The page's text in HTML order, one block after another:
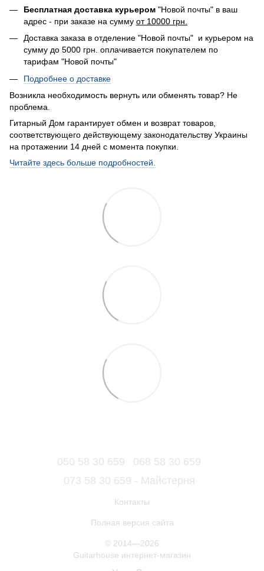
Бесплатная доставка курьером "Новой почты" в ваш
адрес - при заказе на сумму от 10000 грн.
Доставка заказа в отделение "Новой почты" и курьером на
сумму до 5000 грн. оплачивается покупателем по
тарифам "Новой почты"
Подробнее о доставке
Возникла необходимость вернуть или обменять товар? Не
проблема.
Гитарный Дом гарантирует обмен и возврат товаров,
соответствующего действующему законодательству Украины
на протажении 14 дней с момента покупки.
Читайте здесь больше подробностей.
050 58 30 659
068 58 30 659
073 58 30 659 - Майстерня
Контакты
Полная версия сайта
© 2014—2026
Guitarhouse интернет-магазин